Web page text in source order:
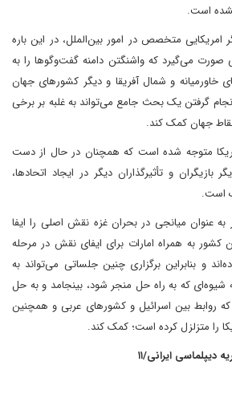
است.
امریکایی متخصص در امور بین‌الملل، در این باره
می‌گیرد که واشنگتن دامنه گفت‌وگوها را به
خاورمیانه و شمال آفریقا و دیگر کشورهای جهان
گرفتن یک بحث جامع می‌تواند به غلبه بر برخی
جهان کمک کند.
متوجه شده است که همچنان در حال از دست
و تأثیرگذاران دیگر در ایجاد اتحادها،
است.
عنوان میانجی در بحران غزه نقش اصلی را ایفا
به همراه امارات برای ایفای نقش در مرحله
و بنابراین برگزاری چنین جلساتی می‌تواند به
که به راه حل منجر شود، بینجامد و به حل
که روابط بین اسرائیل و کشورهای عربی و همچنین
را متزلزل کرده است؛ کمک کند.
دیپلماسی ایرانی/۱۱